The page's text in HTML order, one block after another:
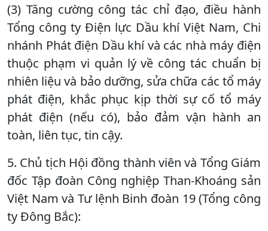
(3) Tăng cường công tác chỉ đạo, điều hành
Tổng công ty Điện lực Dầu khí Việt Nam, Chi
nhánh Phát điện Dầu khí và các nhà máy điện
thuộc phạm vi quản lý về công tác chuẩn bị
nhiên liệu và bảo dưỡng, sửa chữa các tổ máy
phát điện, khắc phục kịp thời sự cố tổ máy
phát điện (nếu có), bảo đảm vận hành an
toàn, liên tục, tin cậy.
5. Chủ tịch Hội đồng thành viên và Tổng Giám
đốc Tập đoàn Công nghiệp Than-Khoáng sản
Việt Nam và Tư lệnh Binh đoàn 19 (Tổng công
ty Đông Bắc):